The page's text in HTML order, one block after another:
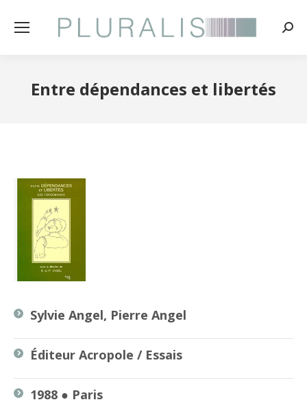
Entre dépendances et libertés
Sylvie Angel, Pierre Angel
Éditeur Acropole / Essais
1988 ● Paris